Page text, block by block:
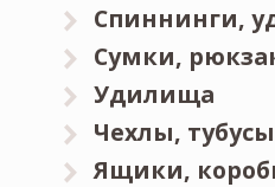
Спиннинги,
Сумки,
Удилища
Чехлы, тубусы
Ящики,